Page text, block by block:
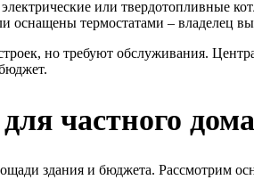
или твердотопливные
оснащены термостатами – владелец
но требуют обслуживания.
частного
здания и бюджета. Рассмотрим